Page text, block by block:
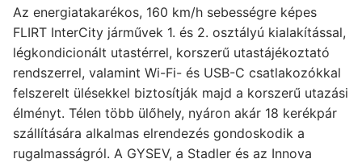
Az energiatakarékos, 160 km/h sebességre képes
FLIRT InterCity járművek 1. és 2. osztályú kialakítással,
légkondicionált utastérrel, korszerű utastájékoztató
rendszerrel, valamint Wi-Fi- és USB-C csatlakozókkal
felszerelt ülésekkel biztosítják majd a korszerű utazási
élményt. Télen több ülőhely, nyáron akár 18 kerékpár
szállítására alkalmas elrendezés gondoskodik a
rugalmasságról. A GYSEV, a Stadler és az Innova